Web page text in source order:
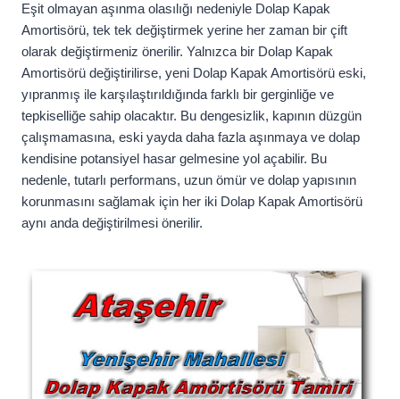
Eşit olmayan aşınma olasılığı nedeniyle Dolap Kapak
Amortisörü, tek tek değiştirmek yerine her zaman bir çift
olarak değiştirmeniz önerilir. Yalnızca bir Dolap Kapak
Amortisörü değiştirilirse, yeni Dolap Kapak Amortisörü eski,
yıpranmış ile karşılaştırıldığında farklı bir gerginliğe ve
tepkiselliğe sahip olacaktır. Bu dengesizlik, kapının düzgün
çalışmamasına, eski yayda daha fazla aşınmaya ve dolap
kendisine potansiyel hasar gelmesine yol açabilir. Bu
nedenle, tutarlı performans, uzun ömür ve dolap yapısının
korunmasını sağlamak için her iki Dolap Kapak Amortisörü
aynı anda değiştirilmesi önerilir.